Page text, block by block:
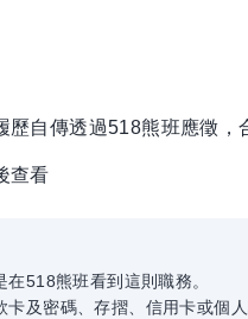
歷自傳透過518熊班應徵，
查看
在518熊班看到這則職務。
卡及密碼、存摺、信用卡或個